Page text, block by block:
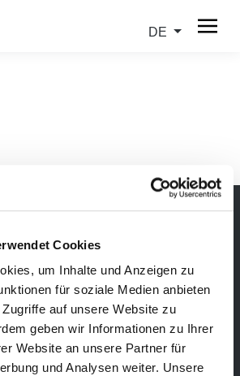
Cookies
um Inhalte und Anzeigen zu
für soziale Medien anbieten
auf unsere Website zu
geben wir Informationen zu Ihrer
Website an unsere Partner für
und Analysen weiter. Unsere
DE
Events immer up-to-date, erhalte
Informationen! Natürlich